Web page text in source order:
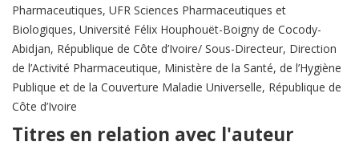
Pharmaceutiques, UFR Sciences Pharmaceutiques et
Biologiques, Université Félix Houphouët-Boigny de Cocody-
Abidjan, République de Côte d’Ivoire/ Sous-Directeur, Direction
de l’Activité Pharmaceutique, Ministère de la Santé, de l’Hygiène
Publique et de la Couverture Maladie Universelle, République de
Côte d’Ivoire
Titres en relation avec l'auteur